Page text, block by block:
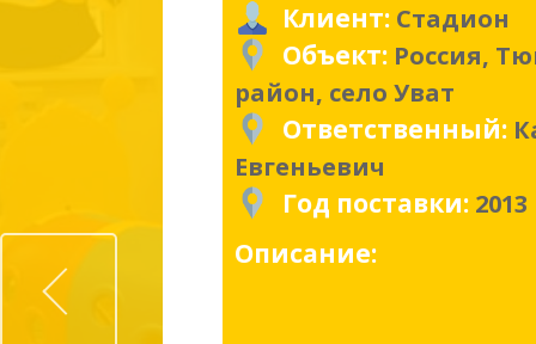
Клиент: Стадион
Объект: Россия,
район, село Уват
Ответственный:
Евгеньевич
Год поставки: 2013
Описание: